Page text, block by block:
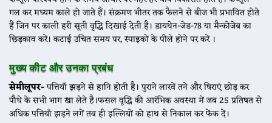
गल कर मध्यम काले हो जाते हैं। संक्रमण भीतर तक फैलने से बीज भी प्रभावित होते
हैं जिन पर काली हरी सूती वृद्धि दिखाई देती है। डायथेन-जेड-78 या मैन्कोजेब का
छिड़काव करें। कटाई उचित समय पर, स्पाइकों के पीले होने पर करें ।
मुख्य कीट और उनका प्रबंध
सेमीलूपर-पत्तियाँ झड़ने से हानि होती है। पुराने लारवें तने और षिराएं छोड़ कर
पौधे के सभी भाग खा लेते है।फसल वृद्धि की आरंभिक अवस्था में जब 25 प्रतिषत से
अधिक पत्तियाँ झड़ने लगें तब ही इल्लियों को हाथ से निकाल कर फेंक दें।